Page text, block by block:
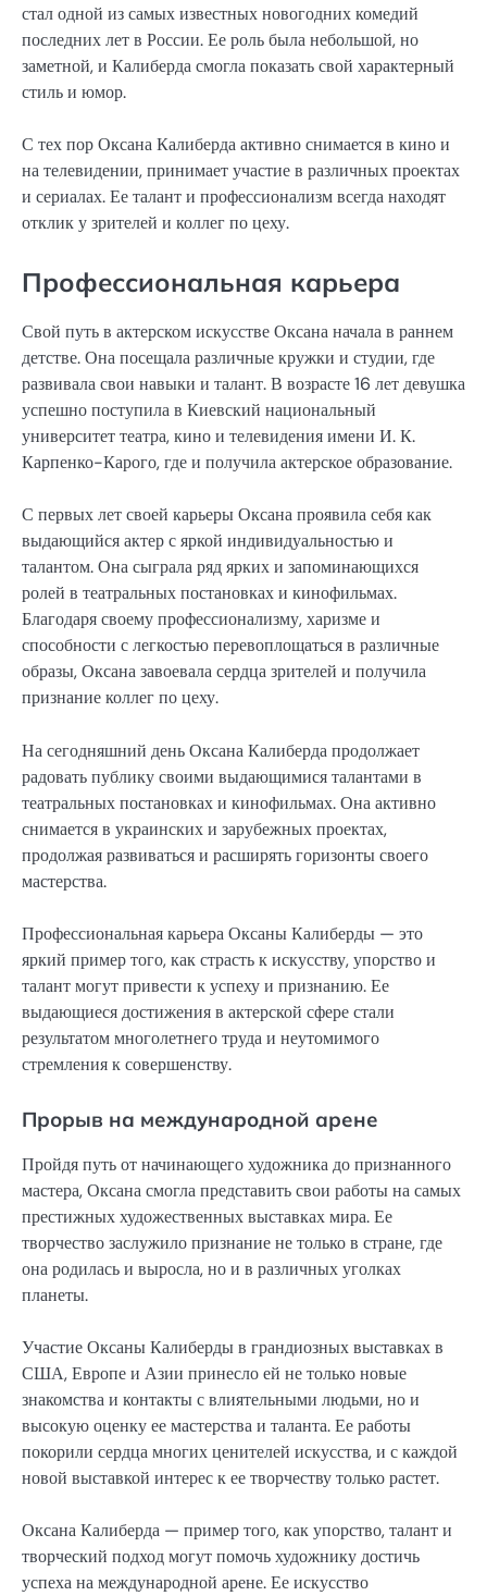
стал одной из самых известных новогодних комедий
последних лет в России. Ее роль была небольшой, но
заметной, и Калиберда смогла показать свой характерный
стиль и юмор.
С тех пор Оксана Калиберда активно снимается в кино и
на телевидении, принимает участие в различных проектах
и сериалах. Ее талант и профессионализм всегда находят
отклик у зрителей и коллег по цеху.
Профессиональная карьера
Свой путь в актерском искусстве Оксана начала в раннем
детстве. Она посещала различные кружки и студии, где
развивала свои навыки и талант. В возрасте 16 лет девушка
успешно поступила в Киевский национальный
университет театра, кино и телевидения имени И. К.
Карпенко-Карого, где и получила актерское образование.
С первых лет своей карьеры Оксана проявила себя как
выдающийся актер с яркой индивидуальностью и
талантом. Она сыграла ряд ярких и запоминающихся
ролей в театральных постановках и кинофильмах.
Благодаря своему профессионализму, харизме и
способности с легкостью перевоплощаться в различные
образы, Оксана завоевала сердца зрителей и получила
признание коллег по цеху.
На сегодняшний день Оксана Калиберда продолжает
радовать публику своими выдающимися талантами в
театральных постановках и кинофильмах. Она активно
снимается в украинских и зарубежных проектах,
продолжая развиваться и расширять горизонты своего
мастерства.
Профессиональная карьера Оксаны Калиберды — это
яркий пример того, как страсть к искусству, упорство и
талант могут привести к успеху и признанию. Ее
выдающиеся достижения в актерской сфере стали
результатом многолетнего труда и неутомимого
стремления к совершенству.
Прорыв на международной арене
Пройдя путь от начинающего художника до признанного
мастера, Оксана смогла представить свои работы на самых
престижных художественных выставках мира. Ее
творчество заслужило признание не только в стране, где
она родилась и выросла, но и в различных уголках
планеты.
Участие Оксаны Калиберды в грандиозных выставках в
США, Европе и Азии принесло ей не только новые
знакомства и контакты с влиятельными людьми, но и
высокую оценку ее мастерства и таланта. Ее работы
покорили сердца многих ценителей искусства, и с каждой
новой выставкой интерес к ее творчеству только растет.
Оксана Калиберда — пример того, как упорство, талант и
творческий подход могут помочь художнику достичь
успеха на международной арене. Ее искусство